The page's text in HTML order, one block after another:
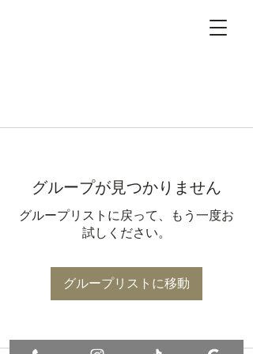
グループが見つかりません
グループリストに戻って、もう一度お
試しください。
グループリストに移動